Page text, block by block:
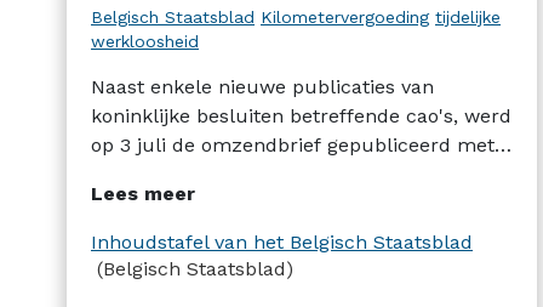
Belgisch Staatsblad Kilometervergoeding tijdelijke
werkloosheid
Naast enkele nieuwe publicaties van
koninklijke besluiten betreffende cao's, werd
op 3 juli de omzendbrief gepubliceerd met
kilometervergoeding. Op 10 juli werd
bovendien een koninklijk besluit
gepubliceerd over de economische
Lees meer
Inhoudstafel van het Belgisch Staatsblad
(Belgisch Staatsblad)